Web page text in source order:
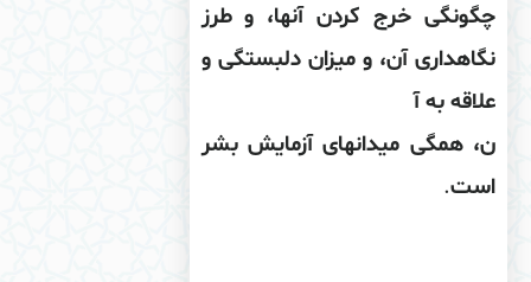
خرج كردن آنها، و طرز
آن، و میزان دلبستگى و
به آ
همگى میدان‏هاى آزمایش بشر
.